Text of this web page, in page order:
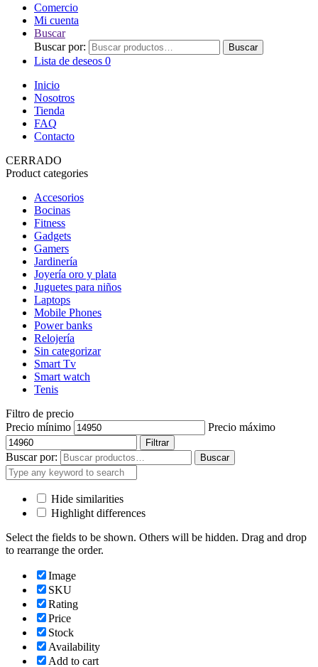
Comercio
Mi cuenta
Buscar
Buscar por:
Buscar
Lista de deseos 0
Inicio
Nosotros
Tienda
FAQ
Contacto
CERRADO
Product categories
Accesorios
Bocinas
Fitness
Gadgets
Gamers
Jardinería
Joyería oro y plata
Juguetes para niños
Laptops
Mobile Phones
Power banks
Relojería
Sin categorizar
Smart Tv
Smart watch
Tenis
Filtro de precio
Precio mínimo
Precio máximo
Filtrar
Buscar por: Buscar
Hide similarities
Highlight differences
Select the fields to be shown. Others will be hidden. Drag and drop
to rearrange the order.
Image
SKU
Rating
Price
Stock
Availability
Add to cart